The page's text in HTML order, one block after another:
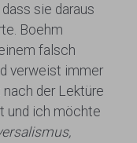
sie daraus
Boehm
falsch
verweist immer
der Lektüre
und ich möchte